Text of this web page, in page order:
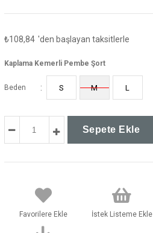
₺108,84 'den başlayan taksitlerle
Kaplama Kemerli Pembe Şort
Beden : S M L
Favorilere Ekle İstek Listeme Ekle